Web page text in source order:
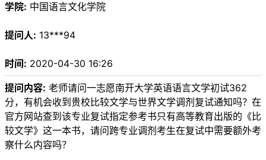
学院: 中国语言文化学院
提问人: 13***94
时间: 2020-04-30 16:26
提问内容: 老师请问一志愿南开大学英语语言文学初试362
分，有机会收到贵校比较文学与世界文学调剂复试通知吗？在
官方网站查到该专业复试指定参考书只有高等教育出版的《比
较文学》这一本书，请问跨专业调剂考生在复试中需要额外考
察什么内容吗？